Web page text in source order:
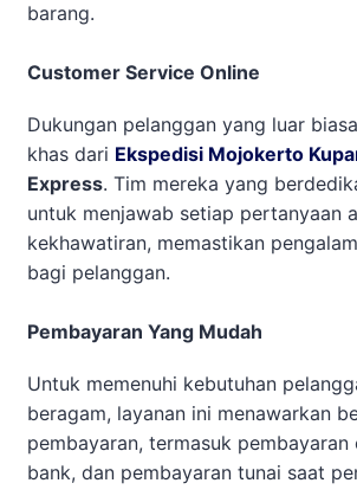
barang.
Customer Service Online
Dukungan pelanggan yang luar
khas dari Ekspedisi Mojokerto
Express. Tim mereka yang
untuk menjawab setiap pertanyaan
kekhawatiran, memastikan
bagi pelanggan.
Pembayaran Yang Mudah
Untuk memenuhi kebutuhan
beragam, layanan ini menawarkan
pembayaran, termasuk
bank, dan pembayaran tunai saat